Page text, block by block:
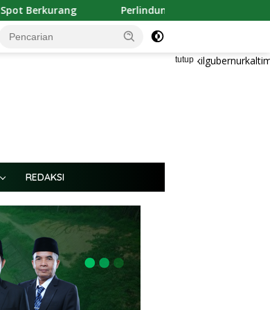
Perlindungan Sosial Jadi Sorotan, PWI Kaltim
tutup
REDAKSI